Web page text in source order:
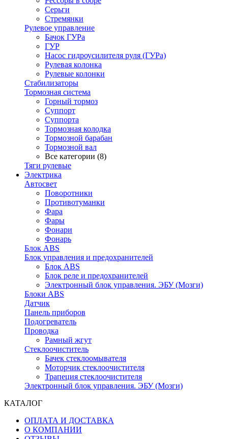
Серьги
Стремянки
Рулевое управление
Бачок ГУРа
ГУР
Насос гидроусилителя руля (ГУРа)
Рулевая колонка
Рулевые колонки
Стабилизаторы
Тормозная система
Горный тормоз
Суппорт
Суппорта
Тормозная колодка
Тормозной барабан
Тормозной вал
Все категории (8)
Тяги рулевые
Электрика
Автосвет
Поворотники
Противотуманки
Фара
Фары
Фонари
Фонарь
Блок ABS
Блок управления и предохранителей
Блок ABS
Блок реле и предохранителей
Электронный блок управления. ЭБУ (Мозги)
Блоки ABS
Датчик
Панель приборов
Подогреватель
Проводка
Рамный жгут
Стеклоочиститель
Бачек стеклоомывателя
Моторчик стеклоочистителя
Трапеция стеклоочистителя
Электронный блок управления. ЭБУ (Мозги)
КАТАЛОГ
ОПЛАТА И ДОСТАВКА
О КОМПАНИИ